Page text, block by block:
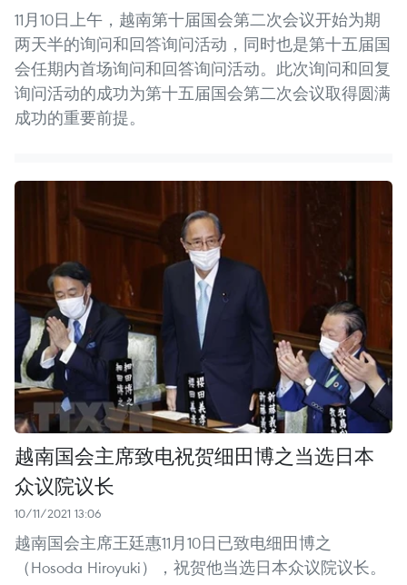
11月10日上午，越南第十届国会第二次会议开始为期
两天半的询问和回答询问活动，同时也是第十五届国
会任期内首场询问和回答询问活动。此次询问和回复
询问活动的成功为第十五届国会第二次会议取得圆满
成功的重要前提。
越南国会主席致电祝贺细田博之当选日本
众议院议长
10/11/2021 13:06
越南国会主席王廷惠11月10日已致电细田博之
（Hosoda Hiroyuki），祝贺他当选日本众议院议长。